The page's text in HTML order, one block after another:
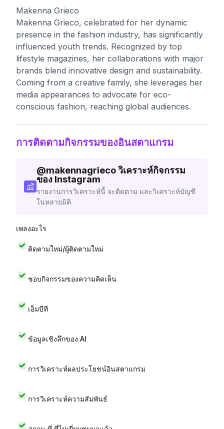
Makenna Grieco
Makenna Grieco, celebrated for her dynamic
presence in the fashion industry, has significantly
influenced youth trends. Recognized by top
lifestyle magazines, her collaborations with major
brands blend innovative design and sustainability.
Coming from a creative family, she leverages her
media appearances to advocate for eco-
conscious fashion, reaching global audiences.
การติดตามกิจกรรมของอินสตาแกรม
@makennagrieco วิเคราะห์กิจกรรม
ของ Instagram
รายงานการวิเคราะห์นี้ จะติดตาม และวิเคราะห์บัญชี
ในหลายมิติ
เพลงอะไร
ติดตามใหม่/ผู้ติดตามใหม่
ชอบกิจกรรมของความคิดเห็น
เอ็มบีที
ข้อมูลเชิงลึกของ AI
การวิเคราะห์ผลประโยชน์อินสตาแกรม
การวิเคราะห์ความสัมพันธ์